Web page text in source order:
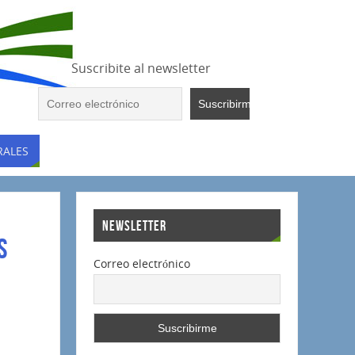
Suscribite al newsletter
NEWSLETTER
Correo electrónico